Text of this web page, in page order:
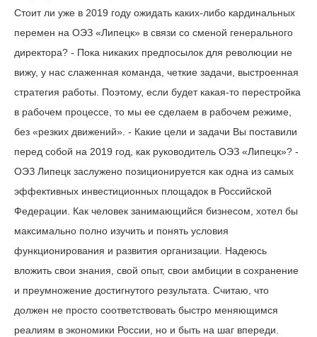
Стоит ли уже в 2019 году ожидать каких-либо кардинальных
перемен на ОЭЗ «Липецк» в связи со сменой генерального
директора? - Пока никаких предпосылок для революции не
вижу, у нас слаженная команда, четкие задачи, выстроенная
стратегия работы. Поэтому, если будет какая-то перестройка
в рабочем процессе, то мы ее сделаем в рабочем режиме,
без «резких движений». - Какие цели и задачи Вы поставили
перед собой на 2019 год, как руководитель ОЭЗ «Липецк»? -
ОЭЗ Липецк заслужено позиционируется как одна из самых
эффективных инвестиционных площадок в Российской
Федерации. Как человек занимающийся бизнесом, хотел бы
максимально полно изучить и понять условия
функционирования и развития организации. Надеюсь
вложить свои знания, свой опыт, свои амбиции в сохранение
и преумножение достигнутого результата. Считаю, что
должен не просто соответствовать быстро меняющимся
реалиям в экономики России, но и быть на шаг впереди.